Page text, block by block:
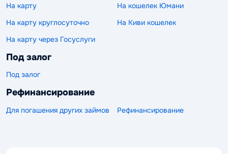
На карту
На кошелек Юмани
На карту круглосуточно
На Киви кошелек
На карту через Госуслуги
Под залог
Под залог
Рефинансирование
Для погашения других займов Рефинансирование